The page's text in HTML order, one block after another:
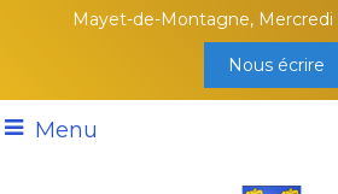
Mayet-de-Montagne, Mercredi
Nous écrire
Menu